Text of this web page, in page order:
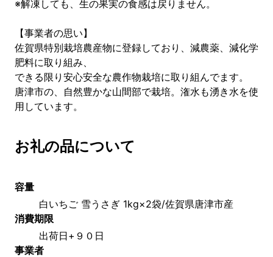
※解凍しても、生の果実の食感は戻りません。
【事業者の思い】
佐賀県特別栽培農産物に登録しており、減農薬、減化学
肥料に取り組み、
できる限り安心安全な農作物栽培に取り組んでます。
唐津市の、自然豊かな山間部で栽培。潅水も湧き水を使
用しています。
お礼の品について
容量
白いちご 雪うさぎ 1kg×2袋/佐賀県唐津市産
消費期限
出荷日+９０日
事業者